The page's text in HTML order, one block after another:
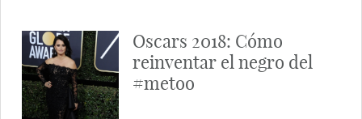
Oscars 2018: Cómo
reinventar el negro del
#metoo